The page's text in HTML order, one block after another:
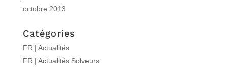
octobre 2013
Catégories
FR | Actualités
FR | Actualités Solveurs